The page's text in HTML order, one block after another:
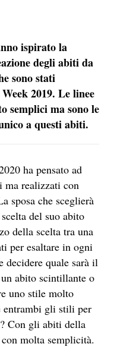
ispirato la
degli abiti da
sono stati
2019. Le linee
semplici ma sono le
a questi abiti.
ha pensato ad
realizzati con
sposa che sceglierà
del suo abito
della scelta tra una
per esaltare in ogni
decidere quale sarà il
abito scintillante o
uno stile molto
entrambi gli stili per
Con gli abiti della
molta semplicità.